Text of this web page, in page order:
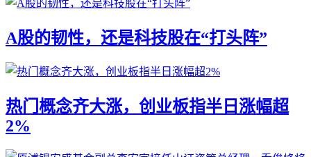
A股的韧性，还是科技股在“打头阵”
热门概念齐大涨，创业板指半日涨幅超
2%